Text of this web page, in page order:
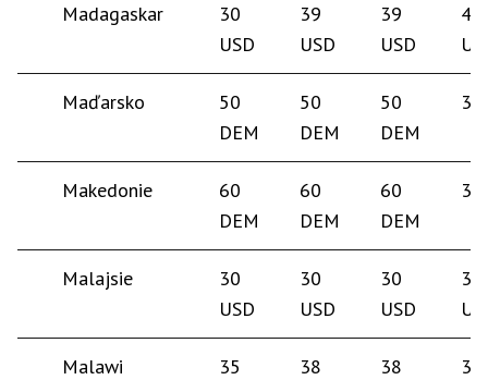
Madagaskar
30
USD
39
USD
39
USD
40
Maďarsko
50
DEM
50
DEM
50
DEM
30
Makedonie
60
DEM
60
DEM
60
DEM
30
Malajsie
30
USD
30
USD
30
USD
35
Malawi
35
38
38
35